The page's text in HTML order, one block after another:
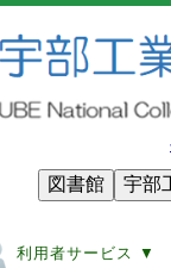
図書館
宇部
利用者サービス ▼